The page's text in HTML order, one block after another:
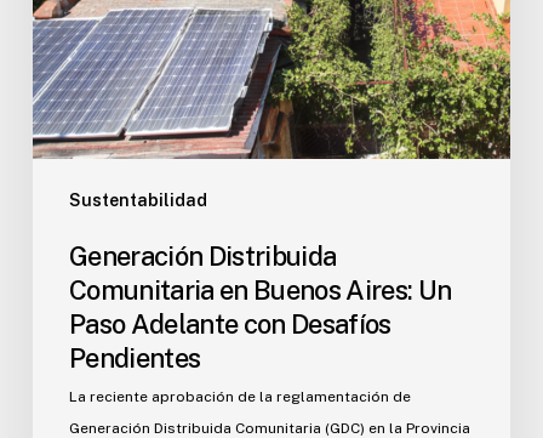
Sustentabilidad
Generación Distribuida
Comunitaria en Buenos Aires: Un
Paso Adelante con Desafíos
Pendientes
La reciente aprobación de la reglamentación de
Generación Distribuida Comunitaria (GDC) en la Provincia